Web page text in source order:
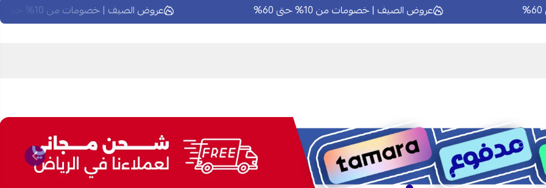
عروض الصيف | خصومات من 10% حتى 60% عروض الصيف | خصومات من 10% حتى 60%